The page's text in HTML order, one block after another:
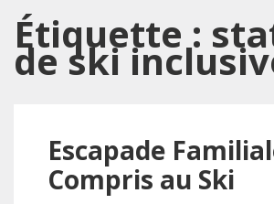
Étiquette :
de ski
Escapade
Compris au Ski